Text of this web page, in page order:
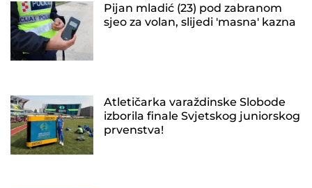
Pijan mladić (23) pod zabranom
sjeo za volan, slijedi 'masna' kazna
Atletičarka varaždinske Slobode
izborila finale Svjetskog juniorskog
prvenstva!